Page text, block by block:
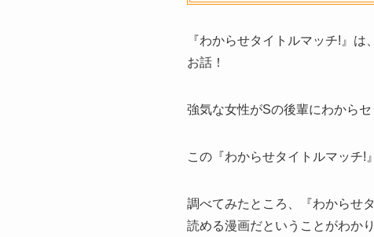
『わからせタイトルマッチ!』
お話！
強気な女性がSの後輩にわから
この『わからせタイトルマッチ!
調べてみたところ、『わからせ
読める漫画だということがわか